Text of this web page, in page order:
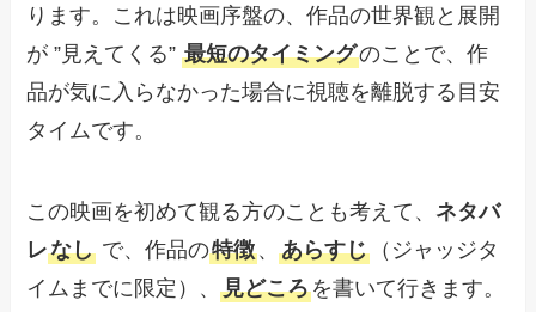
ります。これは映画序盤の、作品の世界観と展開
が ”見えてくる”最短のタイミングのことで、作
品が気に入らなかった場合に視聴を離脱する目安
タイムです。
この映画を初めて観る方のことも考えて、 ネタバ
レなし で、作品の特徴、あらすじ （ジャッジタ
イムまでに限定）、見どころを書いて行きます。